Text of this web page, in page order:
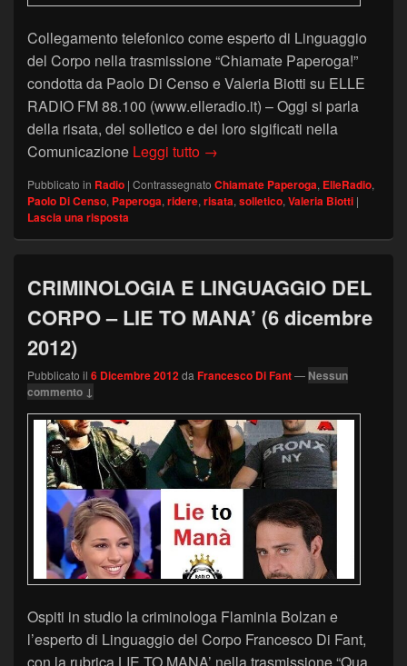
Collegamento telefonico come esperto di Linguaggio
del Corpo nella trasmissione “Chiamate Paperoga!”
condotta da Paolo Di Censo e Valeria Biotti su ELLE
RADIO FM 88.100 (www.elleradio.it) – Oggi si parla
della risata, del solletico e dei loro sigificati nella
Comunicazione Leggi tutto RISATE, SOLLETICO E
→
Pubblicato in Radio | Contrassegnato Chiamate Paperoga, ElleRadio,
Paolo Di Censo, Paperoga, ridere, risata, solletico, Valeria Biotti |
Lascia una risposta
CRIMINOLOGIA E LINGUAGGIO DEL
CORPO – LIE TO MANA’ (6 dicembre
2012)
Pubblicato il 6 Dicembre 2012da Francesco Di Fant— Nessun
commento ↓
Ospiti in studio la criminologa Flaminia Bolzan e
l’esperto di Linguaggio del Corpo Francesco Di Fant,